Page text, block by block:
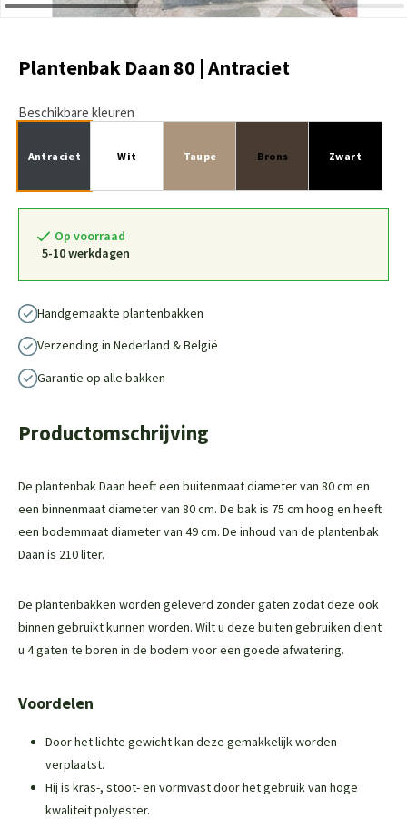
Plantenbak Daan 80 | Antraciet
Beschikbare kleuren
Antraciet Wit Taupe Brons Zwart
Op voorraad
5-10 werkdagen
Handgemaakte plantenbakken
Verzending in Nederland & België
Garantie op alle bakken
Productomschrijving
De plantenbak Daan heeft een buitenmaat diameter van 80 cm en
een binnenmaat diameter van 80 cm. De bak is 75 cm hoog en heeft
een bodemmaat diameter van 49 cm. De inhoud van de plantenbak
Daan is 210 liter.
De plantenbakken worden geleverd zonder gaten zodat deze ook
binnen gebruikt kunnen worden. Wilt u deze buiten gebruiken dient
u 4 gaten te boren in de bodem voor een goede afwatering.
Voordelen
Door het lichte gewicht kan deze gemakkelijk worden
verplaatst.
Hij is kras-, stoot- en vormvast door het gebruik van hoge
kwaliteit polyester.